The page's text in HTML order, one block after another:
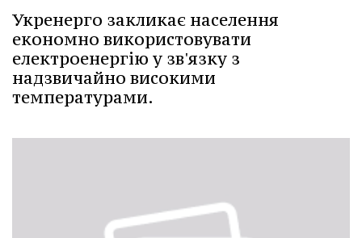
Укренерго закликає населення
економно використовувати
електроенергію у зв'язку з
надзвичайно високими
температурами.